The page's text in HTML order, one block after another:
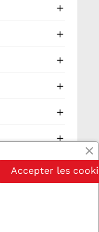






Accepter les